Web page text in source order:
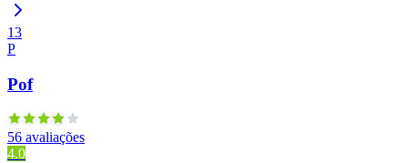
13
P
Pof
56 avaliações
4.0